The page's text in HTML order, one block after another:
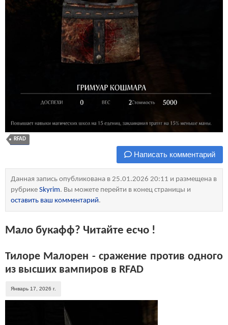
RFAD
Написать комментарий
Данная запись опубликована в 25.01.2026 20:11 и размещена в
рубрике Skyrim. Вы можете перейти в конец страницы и
оставить ваш комментарий.
Мало букафф? Читайте есчо !
Тилоре Малорен - сражение против одного
из высших вампиров в RFAD
Январь 17, 2026 г.